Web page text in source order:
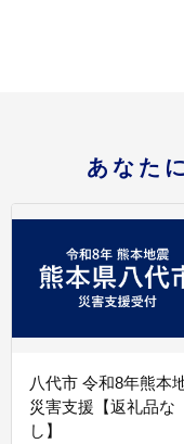
あなた
八代市 令和8年熊本
災害支援【返礼品な
し】